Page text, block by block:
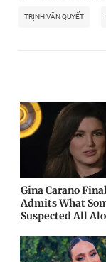
TRỊNH VĂN QUYẾT